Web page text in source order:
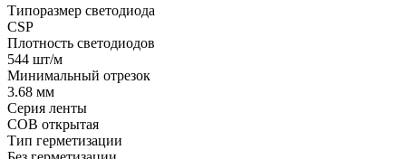
Типоразмер светодиода
CSP
Плотность светодиодов
544 шт/м
Минимальный отрезок
3.68 мм
Серия ленты
COB открытая
Тип герметизации